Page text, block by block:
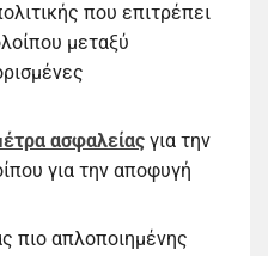
που επιτρέπει
μεταξύ
ασφαλείας για την
για την αποφυγή
πιο απλοποιημένης